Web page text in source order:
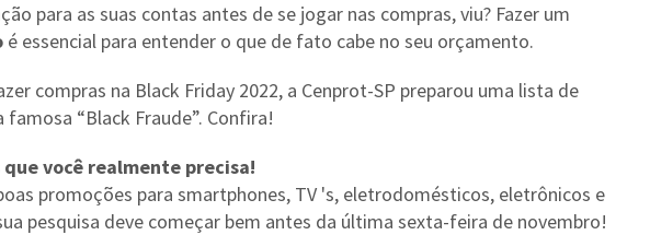
para as suas contas antes de se jogar nas compras, viu? Fazer um
é essencial para entender o que de fato cabe no seu orçamento.
compras na Black Friday 2022, a Cenprot-SP preparou uma lista de
famosa “Black Fraude”. Confira!
você realmente precisa!
promoções para smartphones, TV 's, eletrodomésticos, eletrônicos e
pesquisa deve começar bem antes da última sexta-feira de novembro!